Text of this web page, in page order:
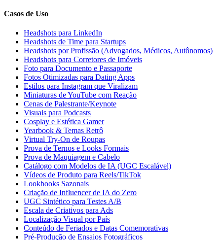
Casos de Uso
Headshots para LinkedIn
Headshots de Time para Startups
Headshots por Profissão (Advogados, Médicos, Autônomos)
Headshots para Corretores de Imóveis
Foto para Documento e Passaporte
Fotos Otimizadas para Dating Apps
Estilos para Instagram que Viralizam
Miniaturas de YouTube com Reação
Cenas de Palestrante/Keynote
Visuais para Podcasts
Cosplay e Estética Gamer
Yearbook & Temas Retrô
Virtual Try-On de Roupas
Prova de Ternos e Looks Formais
Prova de Maquiagem e Cabelo
Catálogo com Modelos de IA (UGC Escalável)
Vídeos de Produto para Reels/TikTok
Lookbooks Sazonais
Criação de Influencer de IA do Zero
UGC Sintético para Testes A/B
Escala de Criativos para Ads
Localização Visual por País
Conteúdo de Feriados e Datas Comemorativas
Pré-Produção de Ensaios Fotográficos